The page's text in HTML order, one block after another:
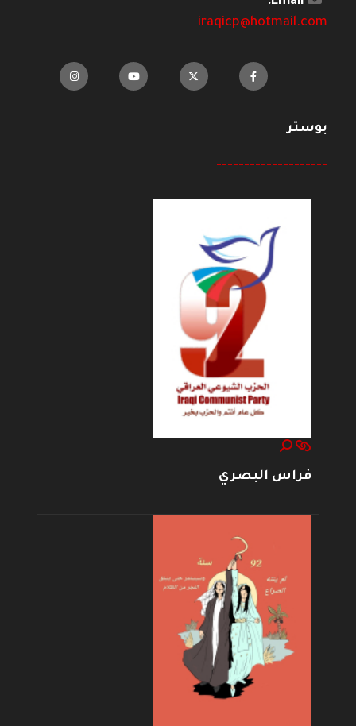
iraqicp@hotmail.com
بوستر
--------------------
فراس البصري